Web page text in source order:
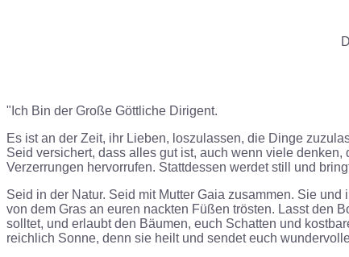
"Ich Bin der Große Göttliche Dirigent.
Es ist an der Zeit, ihr Lieben, loszulassen, die Dinge
Seid versichert, dass alles gut ist, auch wenn viele
Verzerrungen hervorrufen. Stattdessen werdet still und
Seid in der Natur. Seid mit Mutter Gaia zusammen. Sie
von dem Gras an euren nackten Füßen trösten. Lasst den
solltet, und erlaubt den Bäumen, euch Schatten und
reichlich Sonne, denn sie heilt und sendet euch